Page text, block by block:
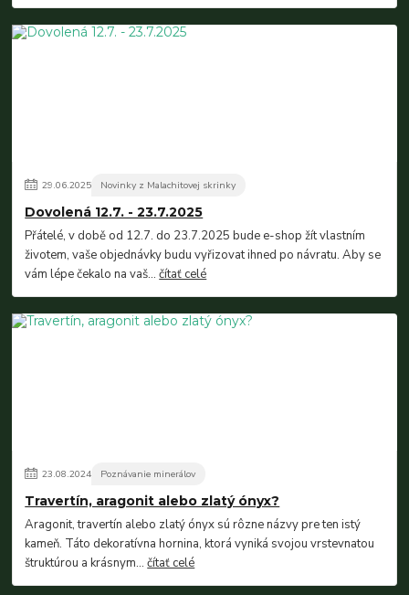
29.06.2025 Novinky z Malachitovej skrinky
Dovolená 12.7. - 23.7.2025
Přátelé, v době od 12.7. do 23.7.2025 bude e-shop žít vlastním
životem, vaše objednávky budu vyřizovat ihned po návratu. Aby se
vám lépe čekalo na vaš...čítať celé
23.08.2024 Poznávanie minerálov
Travertín, aragonit alebo zlatý ónyx?
Aragonit, travertín alebo zlatý ónyx sú rôzne názvy pre ten istý
kameň. Táto dekoratívna hornina, ktorá vyniká svojou vrstevnatou
štruktúrou a krásnym...čítať celé